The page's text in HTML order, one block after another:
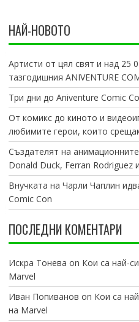
НАЙ-НОВОТО
Артисти от цял свят и над 25
тазгодишния ANIVENTURE
Три дни до Aniventure Comic
От комикс до киното и
любимите герои, които
Създателят на
Donald Duck, Ferran Rodriguez
Внучката на Чарли Чаплин
Comic Con
ПОСЛЕДНИ КОМЕНТАРИ
Искра Тонева on Кои са най-
Marvel
Иван Попиванов on Кои са
на Marvel